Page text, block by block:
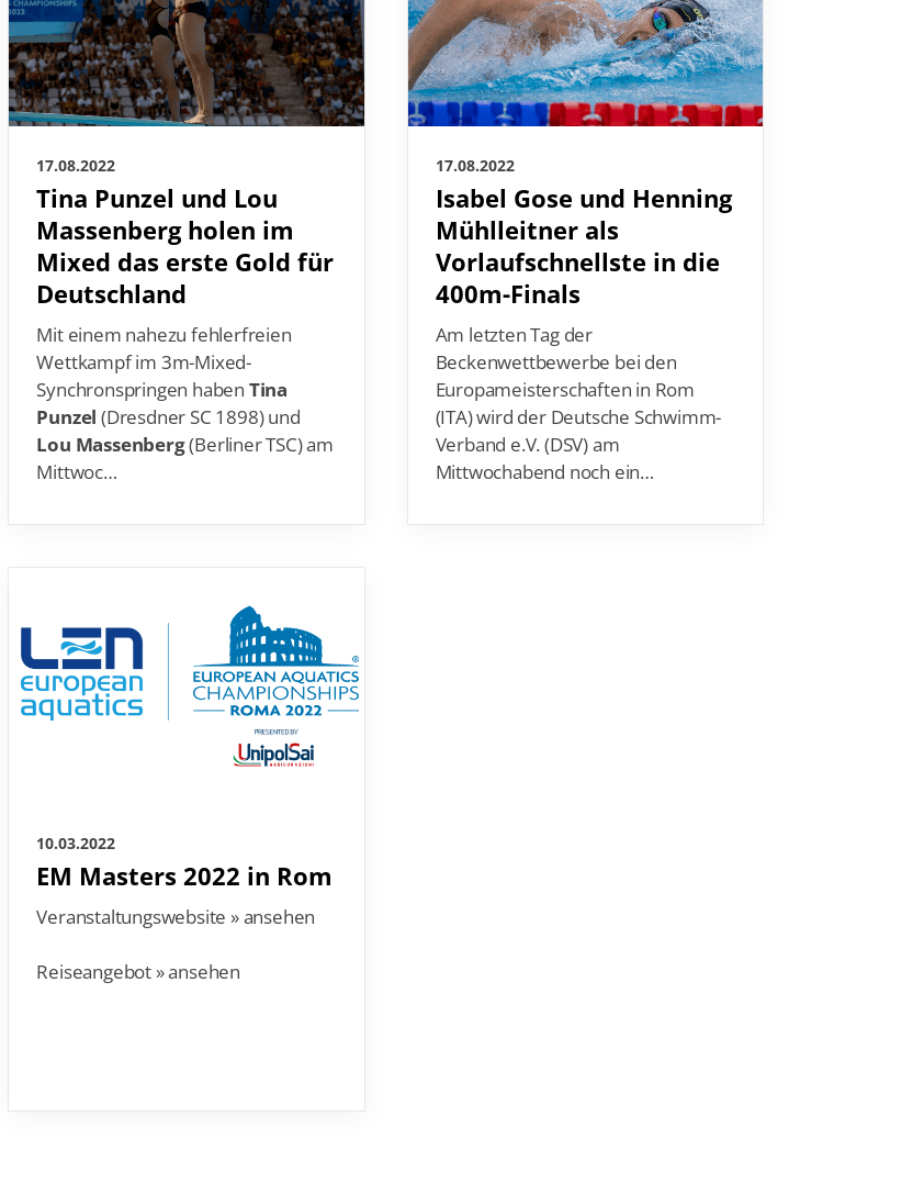
17.08.2022
Tina Punzel und Lou
Massenberg holen im
Mixed das erste Gold für
Deutschland
Mit einem nahezu fehlerfreien
Wettkampf im 3m-Mixed-
Synchronspringen haben Tina
Punzel (Dresdner SC 1898) und
Lou Massenberg(Berliner TSC) am
Mittwoc…
17.08.2022
Isabel Gose und Henning
Mühlleitner als
Vorlaufschnellste in die
400m-Finals
Am letzten Tag der
Beckenwettbewerbe bei den
Europameisterschaften in Rom
(ITA) wird der Deutsche Schwimm-
Verband e.V. (DSV) am
Mittwochabend noch ein…
10.03.2022
EM Masters 2022 in Rom
Veranstaltungswebsite » ansehen
Reiseangebot » ansehen